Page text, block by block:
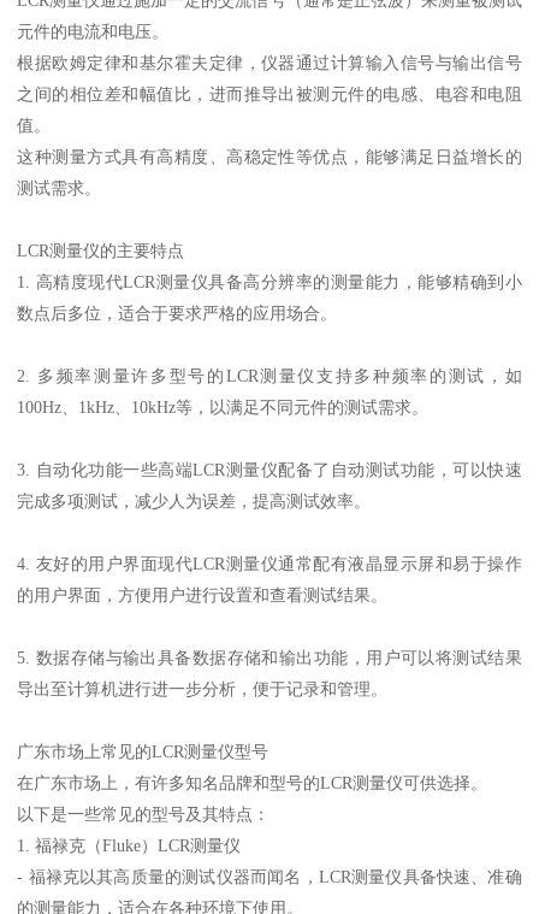
元件的电流和电压。
根据欧姆定律和基尔霍夫定律，仪器通过计算输入信号与输出信号
之间的相位差和幅值比，进而推导出被测元件的电感、电容和电阻
值。
这种测量方式具有高精度、高稳定性等优点，能够满足日益增长的
测试需求。
LCR测量仪的主要特点
1. 高精度现代LCR测量仪具备高分辨率的测量能力，能够精确到小
数点后多位，适合于要求严格的应用场合。
2. 多频率测量许多型号的LCR测量仪支持多种频率的测试，如
100Hz、1kHz、10kHz等，以满足不同元件的测试需求。
3. 自动化功能一些高端LCR测量仪配备了自动测试功能，可以快速
完成多项测试，减少人为误差，提高测试效率。
4. 友好的用户界面现代LCR测量仪通常配有液晶显示屏和易于操作
的用户界面，方便用户进行设置和查看测试结果。
5. 数据存储与输出具备数据存储和输出功能，用户可以将测试结果
导出至计算机进行进一步分析，便于记录和管理。
广东市场上常见的LCR测量仪型号
在广东市场上，有许多知名品牌和型号的LCR测量仪可供选择。
以下是一些常见的型号及其特点：
1. 福禄克（Fluke）LCR测量仪
- 福禄克以其高质量的测试仪器而闻名，LCR测量仪具备快速、准确
的测量能力，适合在各种环境下使用。